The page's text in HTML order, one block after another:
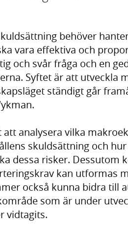
behöver
vara effektiva och
och svår fråga och en
Syftet är att utveckla
ständigt går
analysera vilka
skuldsättning och
dessa risker. Dessutom
kan utformas
också kunna bidra till
som är under
vidtagits.